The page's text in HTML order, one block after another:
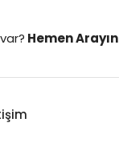
Hemen Arayın